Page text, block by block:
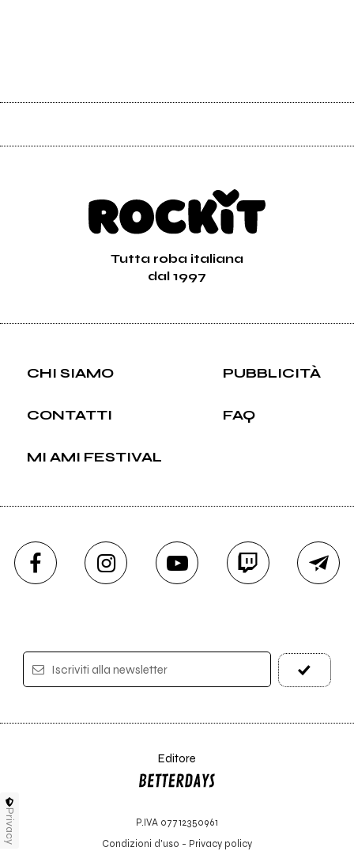
Tutta roba italiana
dal 1997
CHI SIAMO PUBBLICITÀ
CONTATTI FAQ
MI AMI FESTIVAL
Iscriviti alla newsletter
Editore
P.IVA 07712350961
Condizioni d'uso - Privacy policy
Privacy